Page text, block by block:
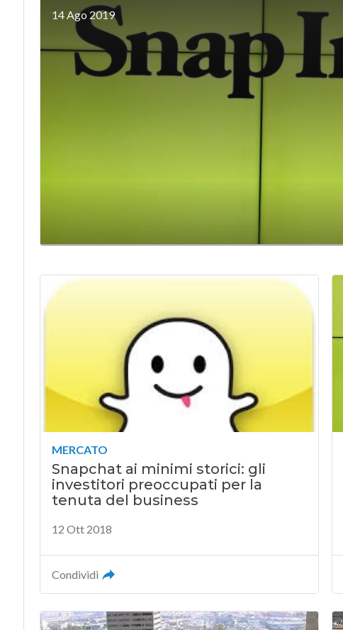
14 Ago 2019
MERCATO
Snapchat ai minimi storici: gli
investitori preoccupati per la
tenuta del business
12 Ott 2018
Condividi